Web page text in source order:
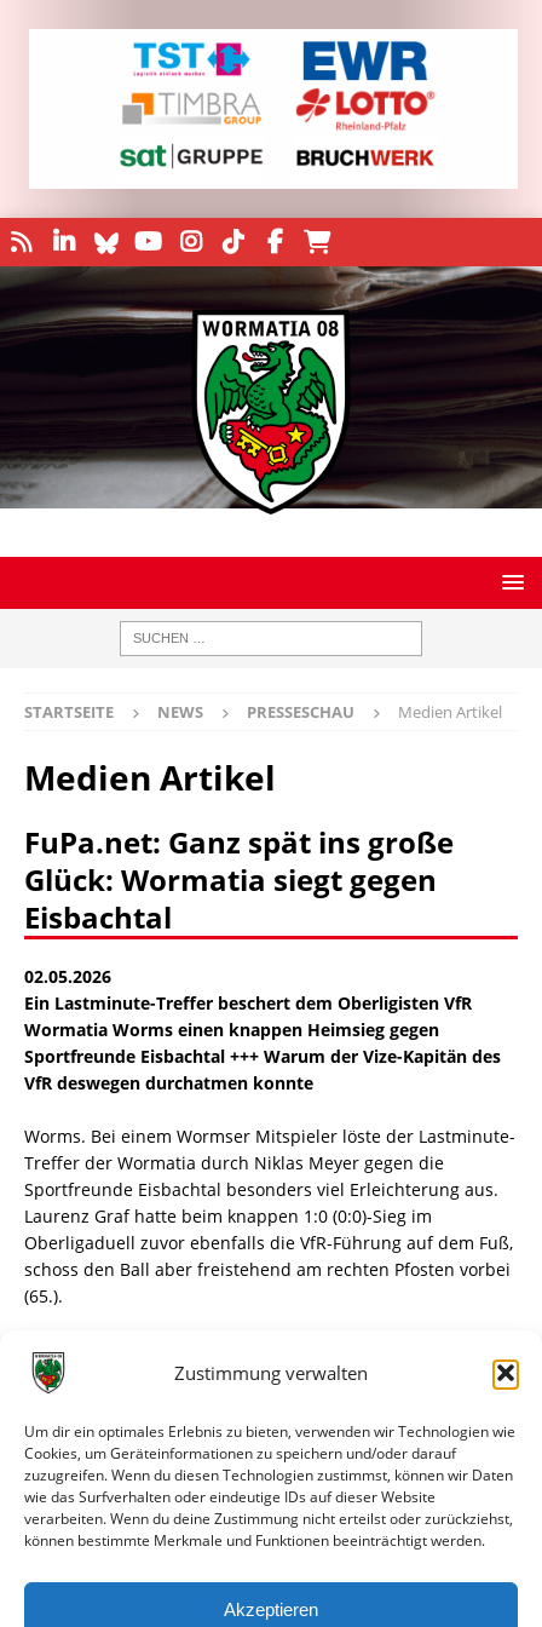
Zustimmung verwalten
Um dir ein optimales Erlebnis zu bieten, verwenden wir Technologien wie
Cookies, um Geräteinformationen zu speichern und/oder darauf
zuzugreifen. Wenn du diesen Technologien zustimmst, können wir Daten
wie das Surfverhalten oder eindeutige IDs auf dieser Website
verarbeiten. Wenn du deine Zustimmung nicht erteilst oder zurückziehst,
können bestimmte Merkmale und Funktionen beeinträchtigt werden.
Akzeptieren
STARTSEITE NEWS PRESSESCHAU Medien Artikel
Medien Artikel
FuPa.net: Ganz spät ins große
Glück: Wormatia siegt gegen
Eisbachtal
02.05.2026
Ein Lastminute-Treffer beschert dem Oberligisten VfR
Wormatia Worms einen knappen Heimsieg gegen
Sportfreunde Eisbachtal +++ Warum der Vize-Kapitän des
VfR deswegen durchatmen konnte
Worms. Bei einem Wormser Mitspieler löste der Lastminute-
Treffer der Wormatia durch Niklas Meyer gegen die
Sportfreunde Eisbachtal besonders viel Erleichterung aus.
Laurenz Graf hatte beim knappen 1:0 (0:0)-Sieg im
Oberligaduell zuvor ebenfalls die VfR-Führung auf dem Fuß,
schoss den Ball aber freistehend am rechten Pfosten vorbei
(65.).
Ganz spätes Tor zum Heimdreier
„Dass ich so eine Chance liegen lasse, passiert nicht oft”,
erklärte der Vize-Kapitän nach dem Abpfiff. Innenverteidiger
Luca Baderschneider hatte den Ball perfekt hinter die Kette
der Eisbachtal-Verteidigung gespielt, Nico Jäger ihn von dort
direkt ins Zentrum auf Graf abgelegt. Der ärgerte sich
anschließend: „Ich hätte den Ball noch annehmen und auf
den rechten Fuß legen können.” Viel wichtiger war für den
Niklas haben wir ja trotzdem die drei Punkte.”